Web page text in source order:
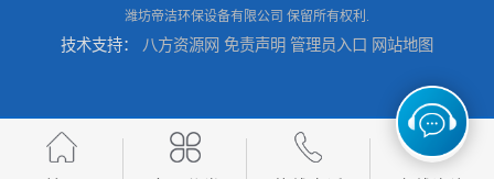
平流式一体化沉淀池 一体化混凝沉淀池
潍坊帝洁环保设备有限公司 保留所有权利.
技术支持： 八方资源网 免责声明 管理员入口 网站地图